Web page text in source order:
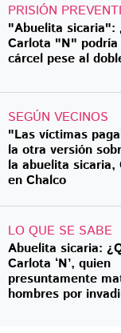
PRISIÓN
"Abuelita sicaria":
Carlota "N"
cárcel pese al
SEGÚN VECINOS
"Las víctimas
la otra versión
la abuelita sicaria,
en Chalco
LO QUE SE SABE
Abuelita sicaria:
Carlota ‘N’, quien
presuntamente
hombres por